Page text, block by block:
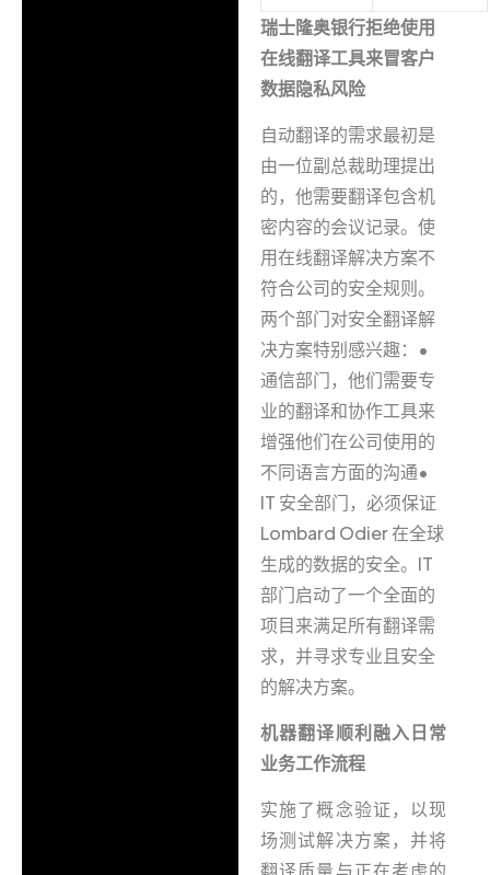
瑞士隆奥银行拒绝使用
在线翻译工具来冒客户
数据隐私风险
自动翻译的需求最初是
由一位副总裁助理提出
的，他需要翻译包含机
密内容的会议记录。使
用在线翻译解决方案不
符合公司的安全规则。
两个部门对安全翻译解
决方案特别感兴趣：•
通信部门，他们需要专
业的翻译和协作工具来
增强他们在公司使用的
不同语言方面的沟通•
IT 安全部门，必须保证
Lombard Odier 在全球
生成的数据的安全。IT
部门启动了一个全面的
项目来满足所有翻译需
求，并寻求专业且安全
的解决方案。
机器翻译顺利融入日常
业务工作流程
实施了概念验证，以现
场测试解决方案，并将
翻译质量与正在考虑的